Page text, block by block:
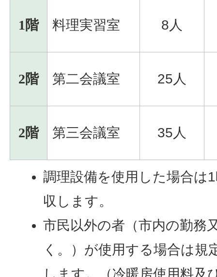
1階 料理実習室 8人
2階 第二会議室 25人
2階 第三会議室 35人
調理設備を使用した場合は
収します。
市民以外の者（市内の勤務
く。）が使用する場合は規
します。（冷暖房使用料及